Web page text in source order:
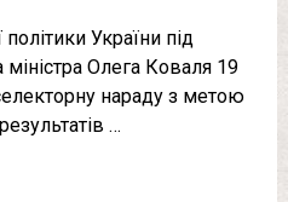
України під
Олега Коваля 19
нараду з метою
…